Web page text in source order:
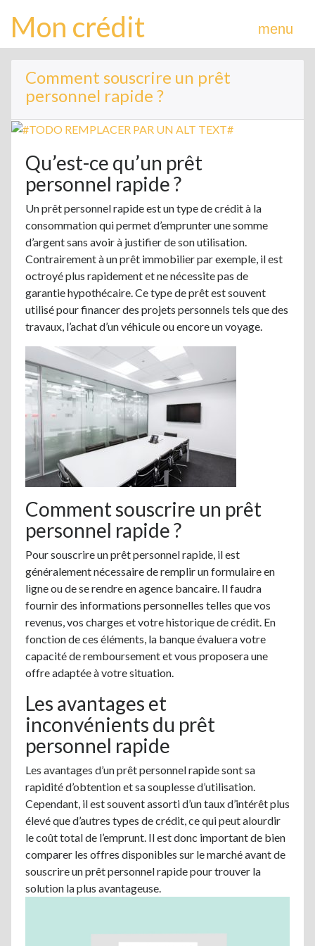
Mon crédit menu
Comment souscrire un prêt
personnel rapide ?
Qu’est-ce qu’un prêt
personnel rapide ?
Un prêt personnel rapide est un type de crédit à la
consommation qui permet d’emprunter une somme
d’argent sans avoir à justifier de son utilisation.
Contrairement à un prêt immobilier par exemple, il est
octroyé plus rapidement et ne nécessite pas de
garantie hypothécaire. Ce type de prêt est souvent
utilisé pour financer des projets personnels tels que des
travaux, l’achat d’un véhicule ou encore un voyage.
Comment souscrire un prêt
personnel rapide ?
Pour souscrire un prêt personnel rapide, il est
généralement nécessaire de remplir un formulaire en
ligne ou de se rendre en agence bancaire. Il faudra
fournir des informations personnelles telles que vos
revenus, vos charges et votre historique de crédit. En
fonction de ces éléments, la banque évaluera votre
capacité de remboursement et vous proposera une
offre adaptée à votre situation.
Les avantages et
inconvénients du prêt
personnel rapide
Les avantages d’un prêt personnel rapide sont sa
rapidité d’obtention et sa souplesse d’utilisation.
Cependant, il est souvent assorti d’un taux d’intérêt plus
élevé que d’autres types de crédit, ce qui peut alourdir
le coût total de l’emprunt. Il est donc important de bien
comparer les offres disponibles sur le marché avant de
souscrire un prêt personnel rapide pour trouver la
solution la plus avantageuse.